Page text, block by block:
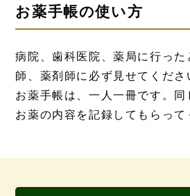
お薬手帳の使い方
病院、歯科医院、薬局に行った
師、薬剤師に必ず見せてくださ
お薬手帳は、一人一冊です。同
お薬の内容を記録してもらって